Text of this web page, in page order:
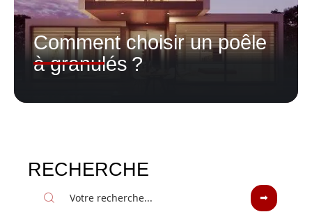
Comment choisir un poêle
à granulés ?
RECHERCHE